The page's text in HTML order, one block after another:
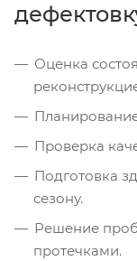
Оценка
Проверка
Подготовка
сезону.
Решение
протечками.